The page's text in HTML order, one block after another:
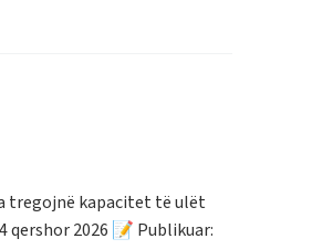
tregojnë kapacitet të ulët
qershor 2026 📝 Publikuar: